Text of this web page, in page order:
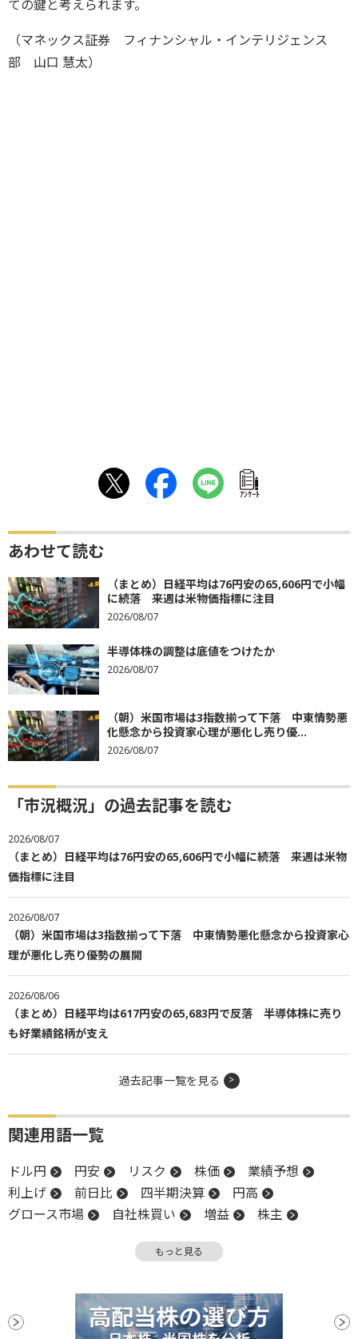
ての鍵と考えられます。
（マネックス証券 フィナンシャル・インテリジェンス
部 山口 慧太）
ｱﾝｹｰﾄ
あわせて読む
（まとめ）日経平均は76円安の65,606円で小幅
に続落 来週は米物価指標に注目
2026/08/07
半導体株の調整は底値をつけたか
2026/08/07
（朝）米国市場は3指数揃って下落 中東情勢悪
化懸念から投資家心理が悪化し売り優...
2026/08/07
「市況概況」の過去記事を読む
2026/08/07
（まとめ）日経平均は76円安の65,606円で小幅に続落 来週は米物
価指標に注目
2026/08/07
（朝）米国市場は3指数揃って下落 中東情勢悪化懸念から投資家心
理が悪化し売り優勢の展開
2026/08/06
（まとめ）日経平均は617円安の65,683円で反落 半導体株に売り
も好業績銘柄が支え
過去記事一覧を見る
関連用語一覧
ドル円 円安 リスク 株価
業績予想
利上げ
前日比 四半期決算
円高
グロース市場
自社株買い 増益
株主
株主還元 決算
反落 米国雇用統計
もっと見る